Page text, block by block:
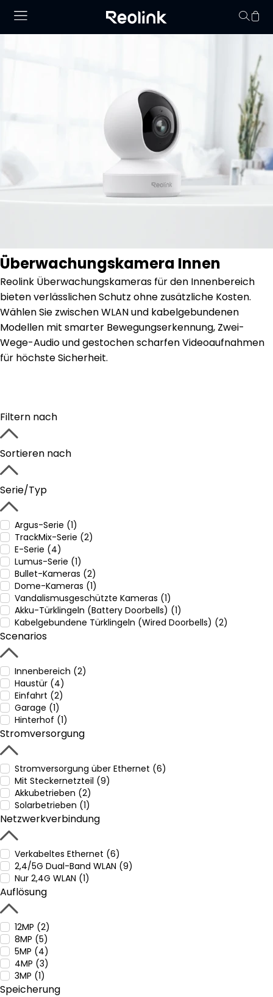
Keine Artikel im
Überwachungskamera Innen
Reolink Überwachungskameras für den Innenbereich
bieten verlässlichen Schutz ohne zusätzliche Kosten.
Wählen Sie zwischen WLAN und kabelgebundenen
Modellen mit smarter Bewegungserkennung, Zwei-
Wege-Audio und gestochen scharfen Videoaufnahmen
für höchste Sicherheit.
Filtern nach
Sortieren nach
Serie/Typ
Argus-Serie (1)
TrackMix-Serie (2)
E-Serie (4)
Lumus-Serie (1)
Bullet-Kameras (2)
Dome-Kameras (1)
Vandalismusgeschützte Kameras (1)
Akku-Türklingeln (Battery Doorbells) (1)
Kabelgebundene Türklingeln (Wired Doorbells) (2)
Scenarios
Innenbereich (2)
Haustür (4)
Einfahrt (2)
Garage (1)
Hinterhof (1)
Stromversorgung
Stromversorgung über Ethernet (6)
Mit Steckernetzteil (9)
Akkubetrieben (2)
Solarbetrieben (1)
Netzwerkverbindung
Verkabeltes Ethernet (6)
2,4/5G Dual-Band WLAN (9)
Nur 2,4G WLAN (1)
Auflösung
12MP (2)
8MP (5)
5MP (4)
4MP (3)
3MP (1)
Speicherung